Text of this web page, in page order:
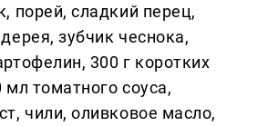
порей, сладкий перец,
зубчик чеснока,
300 г коротких
томатного соуса,
чили, оливковое масло,